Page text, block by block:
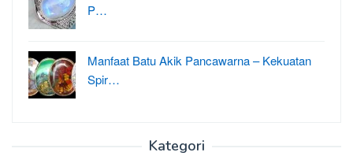
P…
Manfaat Batu Akik Pancawarna – Kekuatan
Spir…
Kategori